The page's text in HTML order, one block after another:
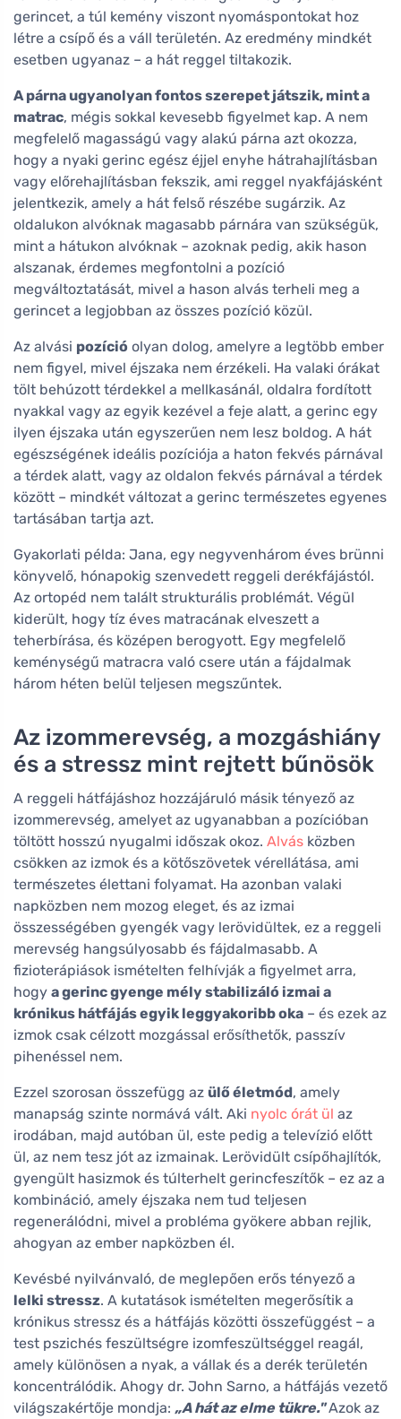
gerincet, a túl kemény viszont nyomáspontokat hoz
létre a csípő és a váll területén. Az eredmény mindkét
esetben ugyanaz – a hát reggel tiltakozik.
A párna ugyanolyan fontos szerepet játszik, mint a
matrac, mégis sokkal kevesebb figyelmet kap. A nem
megfelelő magasságú vagy alakú párna azt okozza,
hogy a nyaki gerinc egész éjjel enyhe hátrahajlításban
vagy előrehajlításban fekszik, ami reggel nyakfájásként
jelentkezik, amely a hát felső részébe sugárzik. Az
oldalukon alvóknak magasabb párnára van szükségük,
mint a hátukon alvóknak – azoknak pedig, akik hason
alszanak, érdemes megfontolni a pozíció
megváltoztatását, mivel a hason alvás terheli meg a
gerincet a legjobban az összes pozíció közül.
Az alvási pozíció olyan dolog, amelyre a legtöbb ember
nem figyel, mivel éjszaka nem érzékeli. Ha valaki órákat
tölt behúzott térdekkel a mellkasánál, oldalra fordított
nyakkal vagy az egyik kezével a feje alatt, a gerinc egy
ilyen éjszaka után egyszerűen nem lesz boldog. A hát
egészségének ideális pozíciója a haton fekvés párnával
a térdek alatt, vagy az oldalon fekvés párnával a térdek
között – mindkét változat a gerinc természetes egyenes
tartásában tartja azt.
Gyakorlati példa: Jana, egy negyvenhárom éves brünni
könyvelő, hónapokig szenvedett reggeli derékfájástól.
Az ortopéd nem talált strukturális problémát. Végül
kiderült, hogy tíz éves matracának elveszett a
teherbírása, és középen berogyott. Egy megfelelő
keménységű matracra való csere után a fájdalmak
három héten belül teljesen megszűntek.
Az izommerevség, a mozgáshiány
és a stressz mint rejtett bűnösök
A reggeli hátfájáshoz hozzájáruló másik tényező az
izommerevség, amelyet az ugyanabban a pozícióban
töltött hosszú nyugalmi időszak okoz. Alvás közben
csökken az izmok és a kötőszövetek vérellátása, ami
természetes élettani folyamat. Ha azonban valaki
napközben nem mozog eleget, és az izmai
összességében gyengék vagy lerövidültek, ez a reggeli
merevség hangsúlyosabb és fájdalmasabb. A
fizioterápiások ismételten felhívják a figyelmet arra,
hogy a gerinc gyenge mély stabilizáló izmai a
krónikus hátfájás egyik leggyakoribb oka – és ezek az
izmok csak célzott mozgással erősíthetők, passzív
pihenéssel nem.
Ezzel szorosan összefügg az ülő életmód, amely
manapság szinte normává vált. Aki nyolc órát ül az
irodában, majd autóban ül, este pedig a televízió előtt
ül, az nem tesz jót az izmainak. Lerövidült csípőhajlítók,
gyengült hasizmok és túlterhelt gerincfeszítők – ez az a
kombináció, amely éjszaka nem tud teljesen
regenerálódni, mivel a probléma gyökere abban rejlik,
ahogyan az ember napközben él.
Kevésbé nyilvánvaló, de meglepően erős tényező a
lelki stressz. A kutatások ismételten megerősítik a
krónikus stressz és a hátfájás közötti összefüggést – a
test pszichés feszültségre izomfeszültséggel reagál,
amely különösen a nyak, a vállak és a derék területén
koncentrálódik. Ahogy dr. John Sarno, a hátfájás vezető
világszakértője mondja: „A hát az elme tükre."Azok az